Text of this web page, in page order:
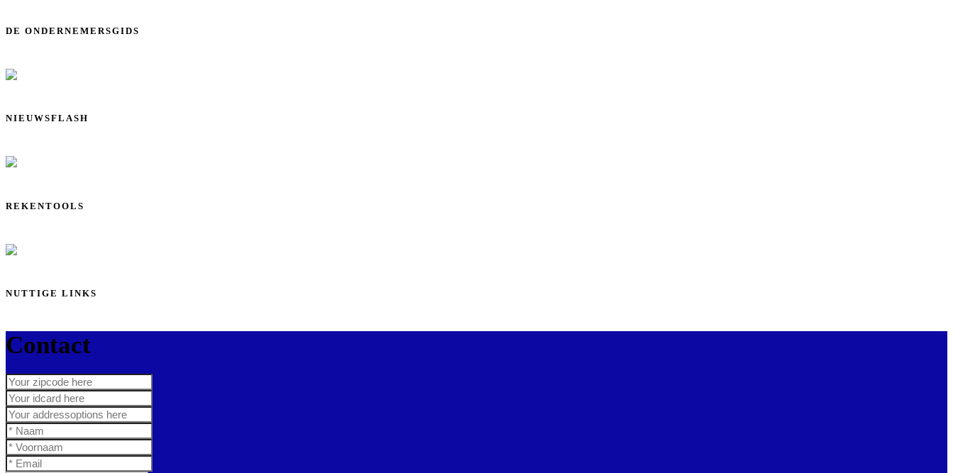
DE ONDERNEMERSGIDS
NIEUWSFLASH
REKENTOOLS
NUTTIGE LINKS
Contact